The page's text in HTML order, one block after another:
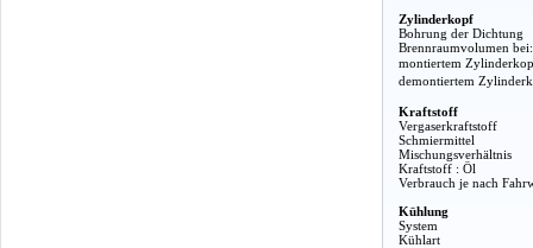
Zylinderkopf
Bohrung der Dichtung
Brennraumvolumen bei:
montiertem
demontiertem
Kraftstoff
Vergaserkraftstoff
Schmiermittel
Mischungsverhältnis
Kraftstoff : Öl
Verbrauch je nach
Kühlung
System
Kühlart